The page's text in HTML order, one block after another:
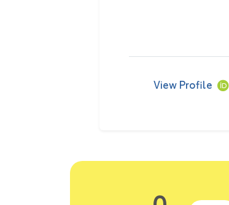
View Profile